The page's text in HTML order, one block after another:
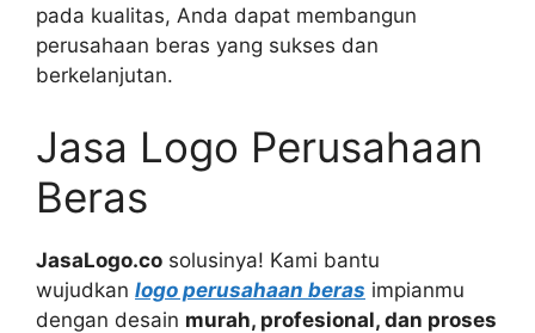
pada kualitas, Anda dapat membangun
perusahaan beras yang sukses dan
berkelanjutan.
Jasa Logo Perusahaan
Beras
JasaLogo.co solusinya! Kami bantu
wujudkan logo perusahaan beras impianmu
dengan desain murah, profesional, dan proses